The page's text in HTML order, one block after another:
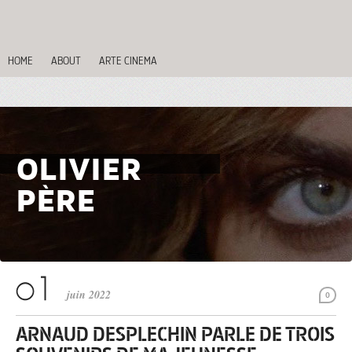
HOME ABOUT ARTE CINEMA
OLIVIER
PÈRE
0
juin 2022
ARNAUD DESPLECHIN PARLE DE TROIS